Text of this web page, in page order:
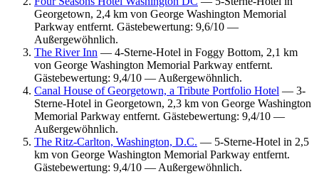
Georgetown, 2,4 km von George Washington Memorial
Parkway entfernt. Gästebewertung: 9,6/10 —
Außergewöhnlich.
The River Inn — 4-Sterne-Hotel in Foggy Bottom, 2,1 km
von George Washington Memorial Parkway entfernt.
Gästebewertung: 9,4/10 — Außergewöhnlich.
Canal House of Georgetown, a Tribute Portfolio Hotel — 3-
Sterne-Hotel in Georgetown, 2,3 km von George Washington
Memorial Parkway entfernt. Gästebewertung: 9,4/10 —
Außergewöhnlich.
The Ritz-Carlton, Washington, D.C. — 5-Sterne-Hotel in 2,5
km von George Washington Memorial Parkway entfernt.
Gästebewertung: 9,4/10 — Außergewöhnlich.